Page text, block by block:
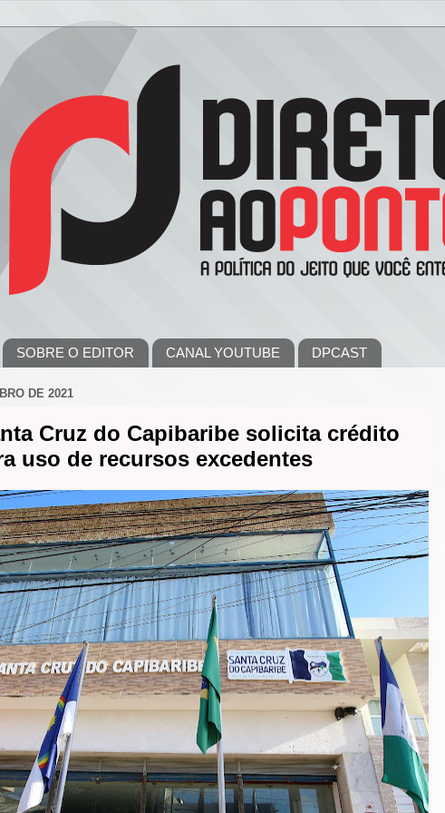
SOBRE O EDITOR CANAL YOUTUBE DPCAST
DE 2021
Cruz do Capibaribe solicita crédito
uso de recursos excedentes